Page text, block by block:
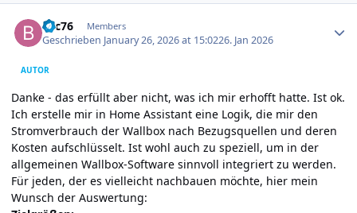
bsc76 Members
Geschrieben January 26, 2026 at 15:0226. Jan 2026
AUTOR
Danke - das erfüllt aber nicht, was ich mir erhofft hatte. Ist ok.
Ich erstelle mir in Home Assistant eine Logik, die mir den
Stromverbrauch der Wallbox nach Bezugsquellen und deren
Kosten aufschlüsselt. Ist wohl auch zu speziell, um in der
allgemeinen Wallbox-Software sinnvoll integriert zu werden.
Für jeden, der es vielleicht nachbauen möchte, hier mein
Wunsch der Auswertung: